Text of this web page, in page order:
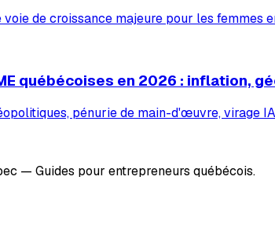
voie de croissance majeure pour les femmes
québécoises en 2026 : inflation,
pénurie de main-d'œuvre, virage
— Guides pour entrepreneurs québécois.